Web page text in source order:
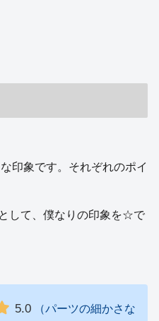
印象です。それぞれのポイ
して、僕なりの印象を☆で
5.0（パーツの細かさな